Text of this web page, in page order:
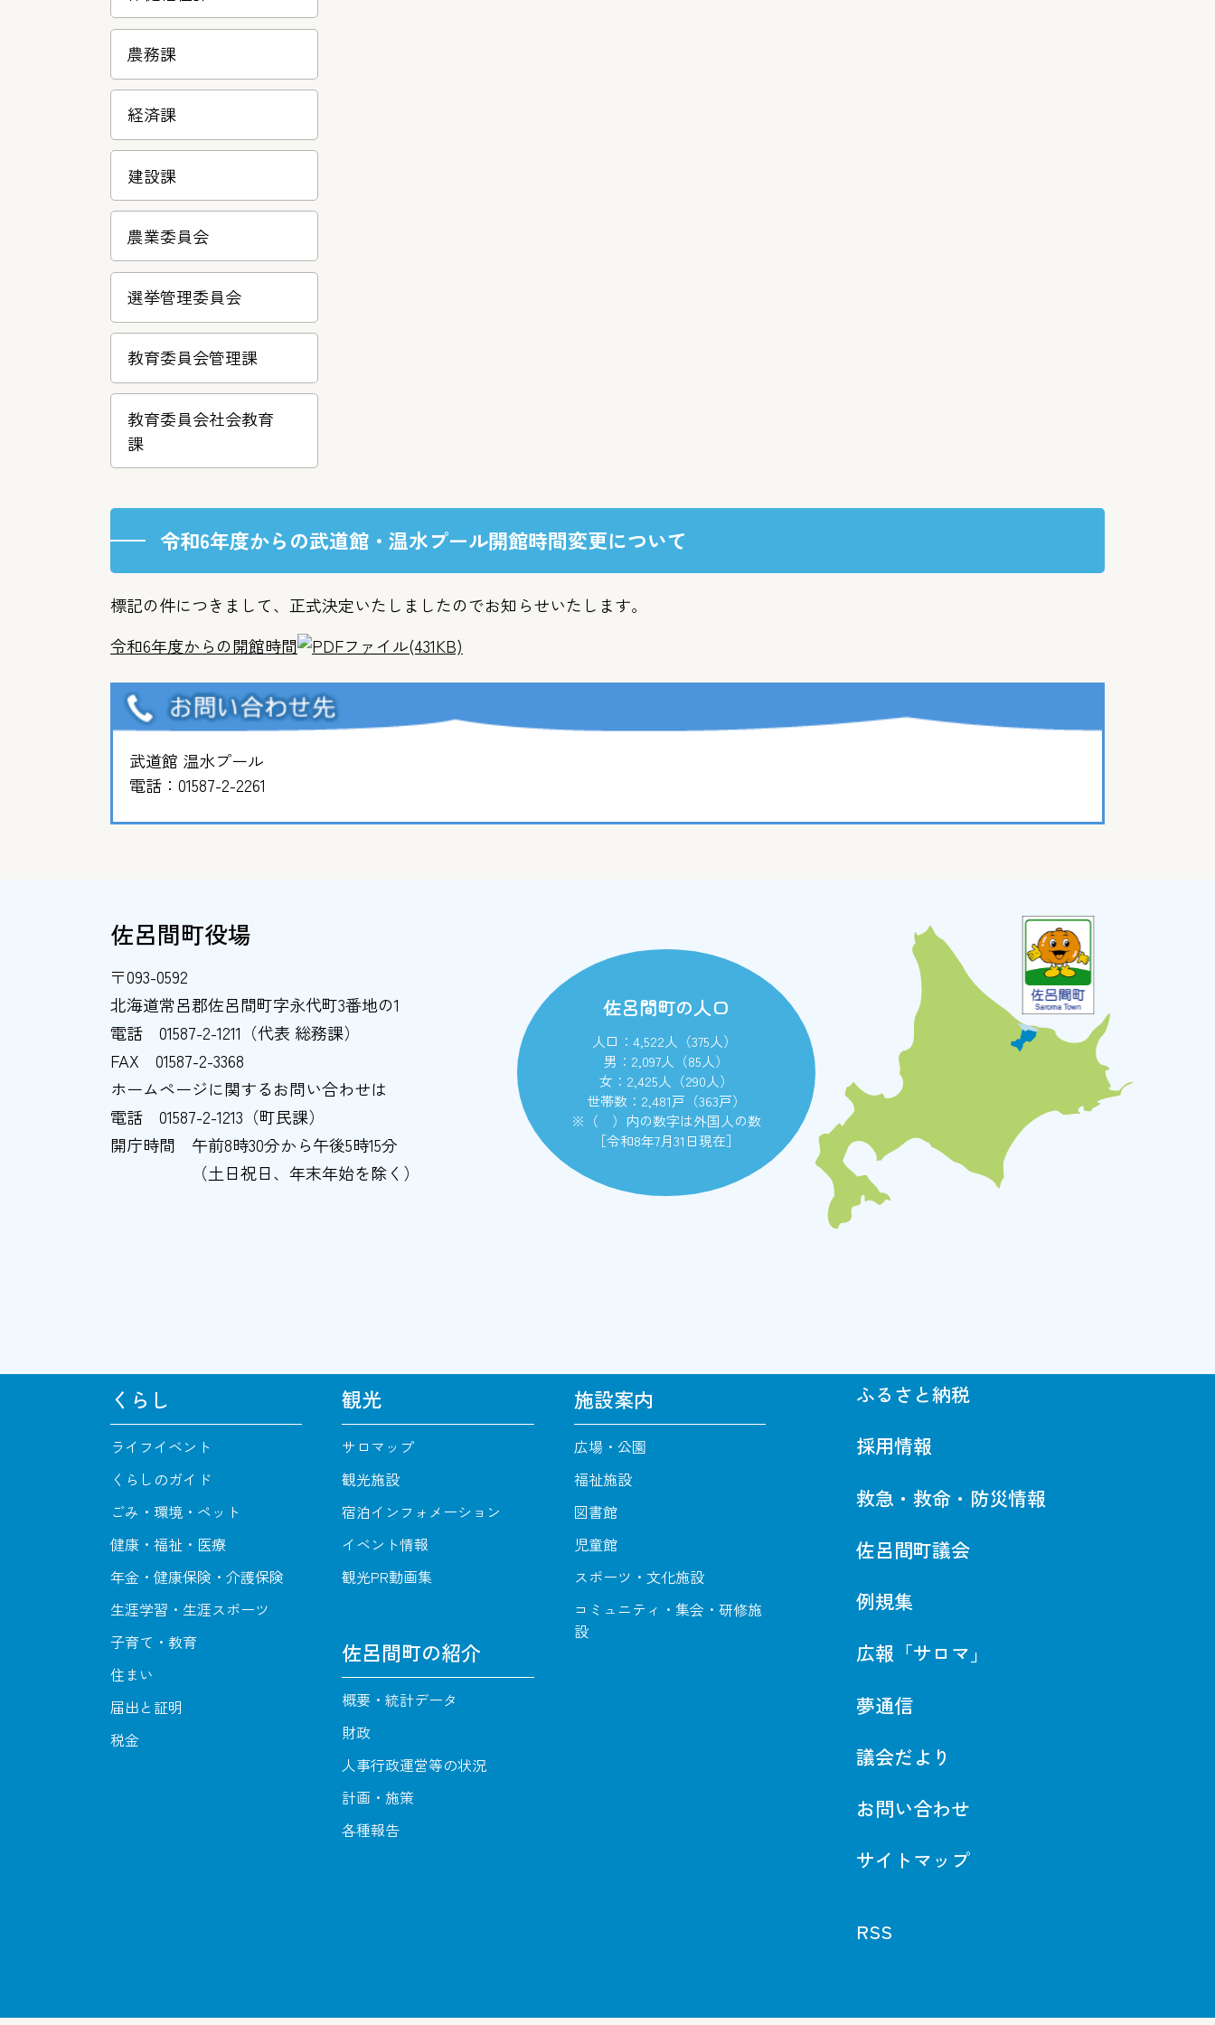
令和6年度からの武道館・温水プール開館時間変更について
標記の件につきまして、正式決定いたしましたのでお知らせいたします。
令和6年度からの開館時間
(431KB)
武道館 温水プール
電話： 01587-2-2261
農務課
経済課
建設課
農業委員会
選挙管理委員会
教育委員会管理課
教育委員会社会教育
課
佐呂間町役場
〒093-0592
北海道常呂郡佐呂間町字永代町3番地の1
電話
01587-2-1211（代表 総務課）
FAX
01587-2-3368
ホームページに関するお問い合わせは
電話
01587-2-1213（町民課）
開庁時間
午前8時30分から午後5時15分
（土日祝日、年末年始を除く）
佐呂間町の人口
人口：4,522人（375人）
男：2,097人（85人）
女：2,425人（290人）
世帯数：2,481戸（363戸）
※（ ）内の数字は外国人の数
［令和8年7月31日現在］
くらし
ライフイベント
くらしのガイド
ごみ・環境・ペット
健康・福祉・医療
年金・健康保険・介護保険
生涯学習・生涯スポーツ
子育て・教育
住まい
届出と証明
税金
観光
サロマップ
観光施設
宿泊インフォメーション
イベント情報
観光PR動画集
佐呂間町の紹介
概要・統計データ
財政
人事行政運営等の状況
計画・施策
各種報告
施設案内
広場・公園
福祉施設
図書館
児童館
スポーツ・文化施設
コミュニティ・集会・研修施
設
ふるさと納税
採用情報
救急・救命・防災情報
佐呂間町議会
例規集
広報「サロマ」
夢通信
議会だより
お問い合わせ
サイトマップ
RSS